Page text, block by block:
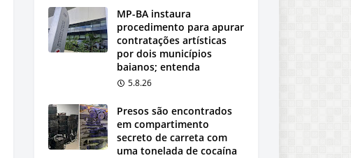
MP-BA instaura
procedimento para apurar
contratações artísticas
por dois municípios
baianos; entenda
5.8.26
Presos são encontrados
em compartimento
secreto de carreta com
uma tonelada de cocaína